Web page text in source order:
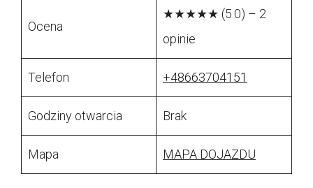
Ocena
★★★★★ (5.0) – 2
opinie
Telefon +48663704151
Godziny otwarcia Brak
Mapa MAPA DOJAZDU